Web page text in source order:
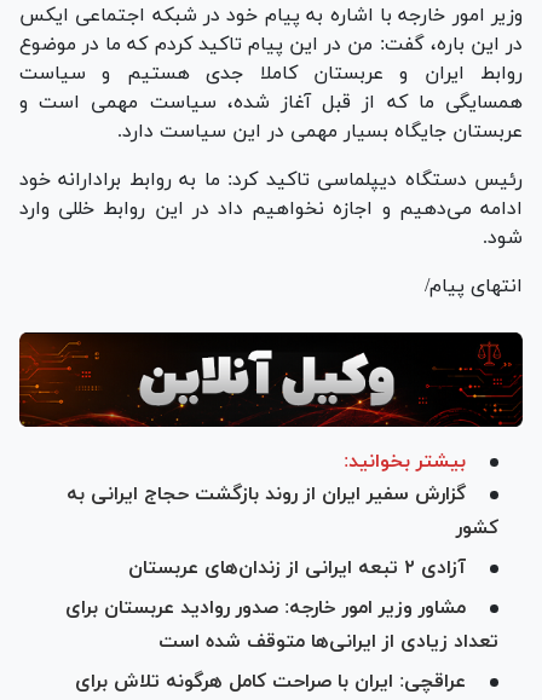
وزیر امور خارجه با اشاره به پیام خود در شبکه اجتماعی ایکس
در این باره، گفت: من در این پیام تاکید کردم که ما در موضوع
روابط ایران و عربستان کاملا جدی هستیم و سیاست
همسایگی ما که از قبل آغاز شده، سیاست مهمی است و
عربستان جایگاه بسیار مهمی در این سیاست دارد.
رئیس دستگاه دیپلماسی تاکید کرد: ما به روابط برادارانه خود
ادامه می‌دهیم و اجازه نخواهیم داد در این روابط خللی وارد
شود.
انتهای پیام/
بیشتر بخوانید:
گزارش سفیر ایران از روند بازگشت حجاج ایرانی به
کشور
آزادی ۲ تبعه ایرانی از زندان‌های عربستان
مشاور وزیر امور خارجه: صدور روادید عربستان برای
تعداد زیادی از ایرانی‌ها متوقف شده است
عراقچی: ایران با صراحت کامل هرگونه تلاش برای